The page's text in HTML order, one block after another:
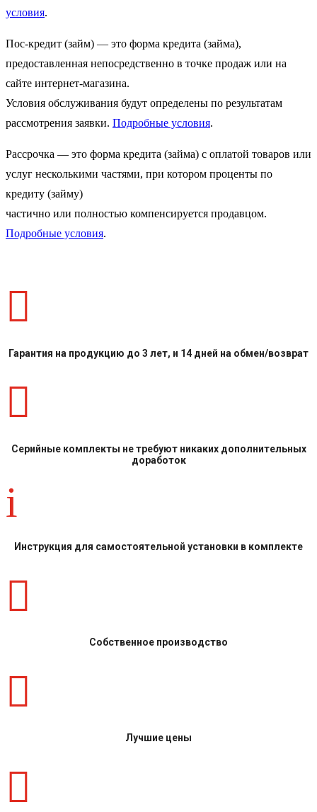
условия.
Пос-кредит (займ) — это форма кредита (займа),
предоставленная непосредственно в точке продаж или на
сайте интернет-магазина.
Условия обслуживания будут определены по результатам
рассмотрения заявки. Подробные условия.
Рассрочка — это форма кредита (займа) с оплатой товаров или
услуг несколькими частями, при котором проценты по
кредиту (займу)
частично или полностью компенсируется продавцом.
Подробные условия.

Гарантия на продукцию до 3 лет, и 14 дней на обмен/возврат

Серийные комплекты не требуют никаких дополнительных
доработок
i
Инструкция для самостоятельной установки в комплекте

Собственное производство

Лучшие цены
